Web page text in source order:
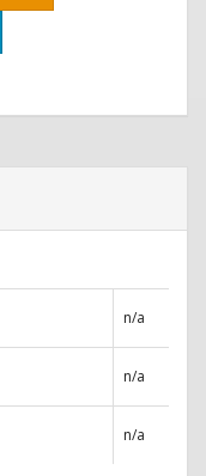
n/a
n/a
n/a